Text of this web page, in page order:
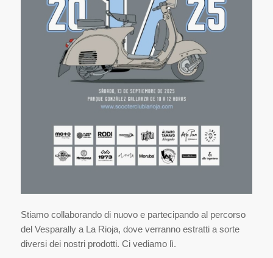
Stiamo collaborando di nuovo e partecipando al percorso
del Vesparally a La Rioja, dove verranno estratti a sorte
diversi dei nostri prodotti. Ci vediamo lì.